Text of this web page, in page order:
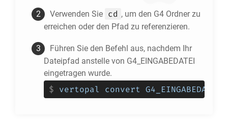
Verwenden Sie cd , um den G4 Ordner zu
erreichen oder den Pfad zu referenzieren.
Führen Sie den Befehl aus, nachdem Ihr
Dateipfad anstelle von G4_EINGABEDATEI
eingetragen wurde.
$ vertopal convert